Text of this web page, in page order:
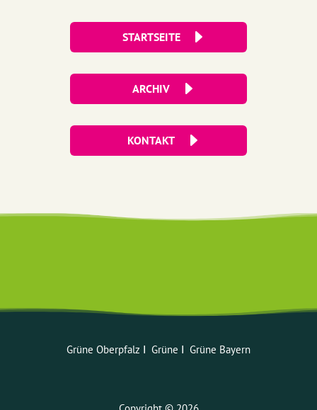
STARTSEITE
ARCHIV
KONTAKT
Grüne Oberpfalz ꓲ Grüne ꓲ Grüne Bayern